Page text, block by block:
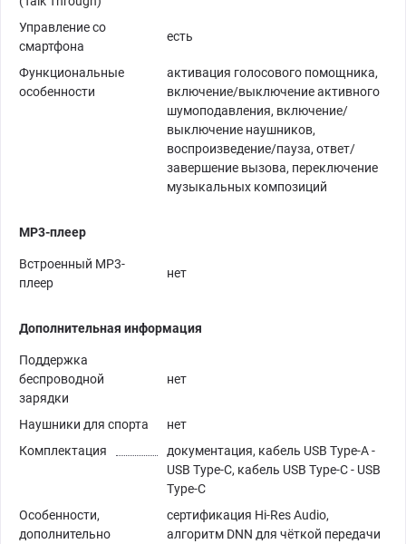
Управление со
смартфона
есть
Функциональные
особенности
активация голосового помощника,
включение/выключение активного
шумоподавления, включение/
выключение наушников,
воспроизведение/пауза, ответ/
завершение вызова, переключение
музыкальных композиций
MP3-плеер
Встроенный MP3-
плеер
нет
Дополнительная информация
Поддержка
беспроводной
зарядки
нет
Наушники для спорта
нет
Комплектация
документация, кабель USB Type-A -
USB Type-C, кабель USB Type-C - USB
Type-C
Особенности,
дополнительно
сертификация Hi-Res Audio,
алгоритм DNN для чёткой передачи